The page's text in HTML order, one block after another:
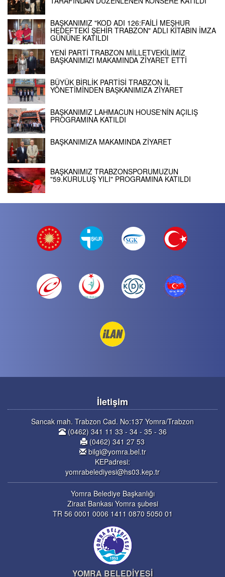
BAŞKANIMIZ "KOD ADI 126:FAİLİ MEŞHUR
HEDEFTEKİ ŞEHİR TRABZON" ADLI KİTABIN İMZA
GÜNÜNE KATILDI
YENİ PARTİ TRABZON MİLLETVEKİLİMİZ
BAŞKANIMIZI MAKAMINDA ZİYARET ETTİ
BÜYÜK BİRLİK PARTİSİ TRABZON İL
YÖNETİMİNDEN BAŞKANIMIZA ZİYARET
BAŞKANIMIZ LAHMACUN HOUSE'NİN AÇILIŞ
PROGRAMINA KATILDI
BAŞKANIMIZA MAKAMINDA ZİYARET
BAŞKANIMIZ TRABZONSPORUMUZUN
"59.KURULUŞ YILI" PROGRAMINA KATILDI
İletişim
Sancak mah. Trabzon Cad. No:137 Yomra/Trabzon
(0462) 341 11 33 - 34 - 35 - 36
(0462) 341 27 53
bilgi@yomra.bel.tr
KEPadresi:
yomrabelediyesi@hs03.kep.tr
Yomra Belediye Başkanlığı
Ziraat Bankası Yomra şubesi
TR 56 0001 0006 1411 0870 5050 01
YOMRA BELEDİYESİ